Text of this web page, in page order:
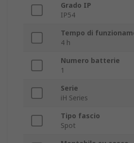
Grado IP
IP54
Tempo di
4 h
Numero batterie
1
Serie
iH Series
Tipo fascio
Spot